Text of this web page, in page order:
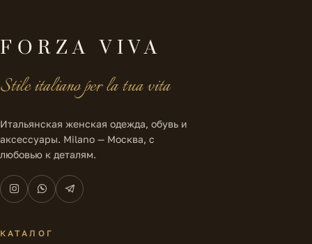
FORZA VIVA
Stile italiano per la tua vita
Итальянская женская одежда, обувь и
аксессуары. Milano — Москва, с
любовью к деталям.
КАТАЛОГ